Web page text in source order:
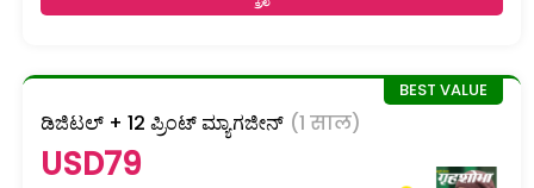
ಡಿಜಿಟಲ್ + 12 ಪ್ರಿಂಟ್ ಮ್ಯಾಗಜೀನ್ (1 साल)
USD79